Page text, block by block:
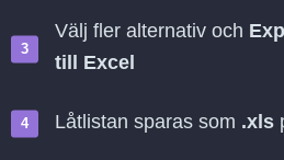
Välj fler alternativ och
till Excel
Låtlistan sparas som .xls